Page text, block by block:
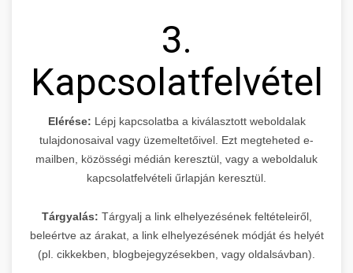
3.
Kapcsolatfelvétel
Elérése: Lépj kapcsolatba a kiválasztott weboldalak
tulajdonosaival vagy üzemeltetőivel. Ezt megteheted e-
mailben, közösségi médián keresztül, vagy a weboldaluk
kapcsolatfelvételi űrlapján keresztül.
Tárgyalás: Tárgyalj a link elhelyezésének feltételeiről,
beleértve az árakat, a link elhelyezésének módját és helyét
(pl. cikkekben, blogbejegyzésekben, vagy oldalsávban).